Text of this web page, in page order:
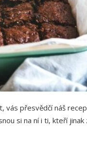
vás přesvědčí náš
si na ní i ti, kteří jinak